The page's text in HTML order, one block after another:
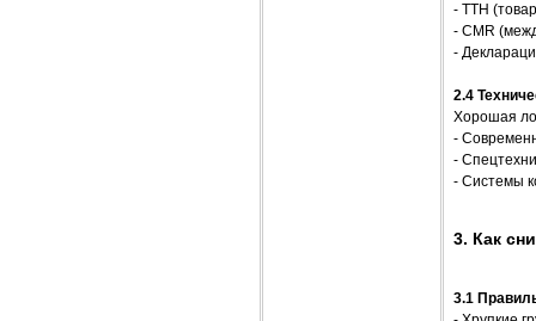
- ТТН
- CMR
-
2.4
Хорошая
-
-
- Системы
3. Как
3.1